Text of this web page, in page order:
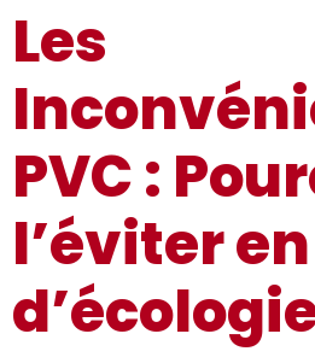
Les
PVC :
l’éviter